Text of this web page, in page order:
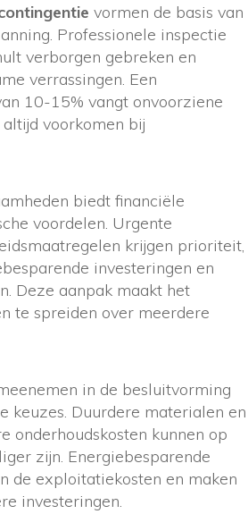
vormen de basis van
Professionele inspectie
verborgen gebreken en
verrassingen. Een
10-15% vangt onvoorziene
voorkomen bij
biedt financiële
voordelen. Urgente
krijgen prioriteit,
investeringen en
Deze aanpak maakt het
te spreiden over meerdere
in de besluitvorming
keuzes. Duurdere materialen en
onderhoudskosten kunnen op
zijn. Energiebesparende
de exploitatiekosten en maken
investeringen.